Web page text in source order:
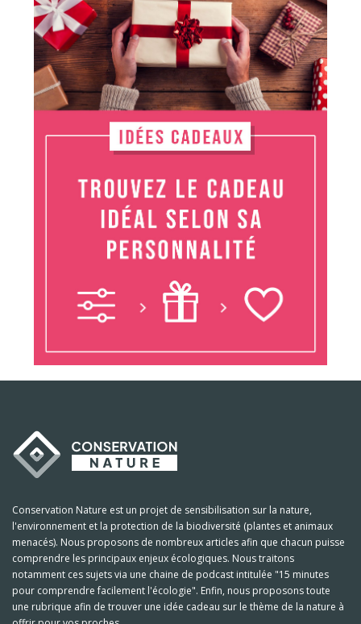
Conservation Nature est un projet de sensibilisation sur la nature,
l'environnement et la protection de la biodiversité (plantes et animaux
menacés). Nous proposons de nombreux articles afin que chacun puisse
comprendre les principaux enjeux écologiques. Nous traitons
notamment ces sujets via une chaine de podcast intitulée "15 minutes
pour comprendre facilement l'écologie". Enfin, nous proposons toute
une rubrique afin de trouver une idée cadeau sur le thème de la nature à